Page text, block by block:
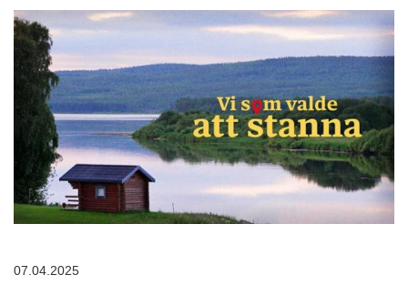
07.04.2025